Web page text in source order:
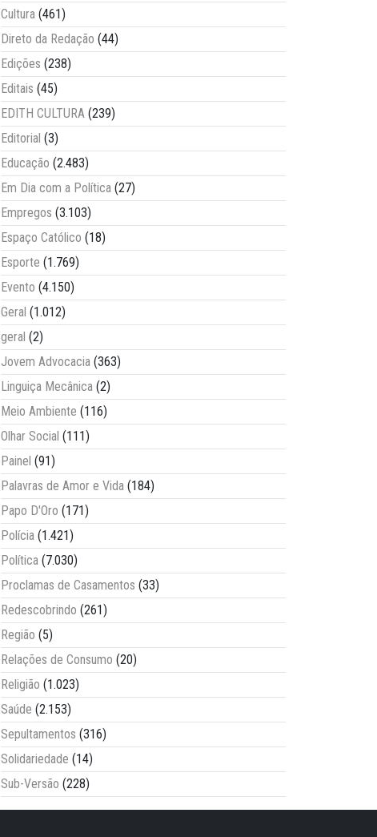
Cultura (461)
Direto da Redação (44)
Edições (238)
Editais (45)
EDITH CULTURA (239)
Editorial (3)
Educação (2.483)
Em Dia com a Política (27)
Empregos (3.103)
Espaço Católico (18)
Esporte (1.769)
Evento (4.150)
Geral (1.012)
geral (2)
Jovem Advocacia (363)
Linguiça Mecânica (2)
Meio Ambiente (116)
Olhar Social (111)
Painel (91)
Palavras de Amor e Vida (184)
Papo D'Oro (171)
Polícia (1.421)
Política (7.030)
Proclamas de Casamentos (33)
Redescobrindo (261)
Região (5)
Relações de Consumo (20)
Religião (1.023)
Saúde (2.153)
Sepultamentos (316)
Solidariedade (14)
Sub-Versão (228)